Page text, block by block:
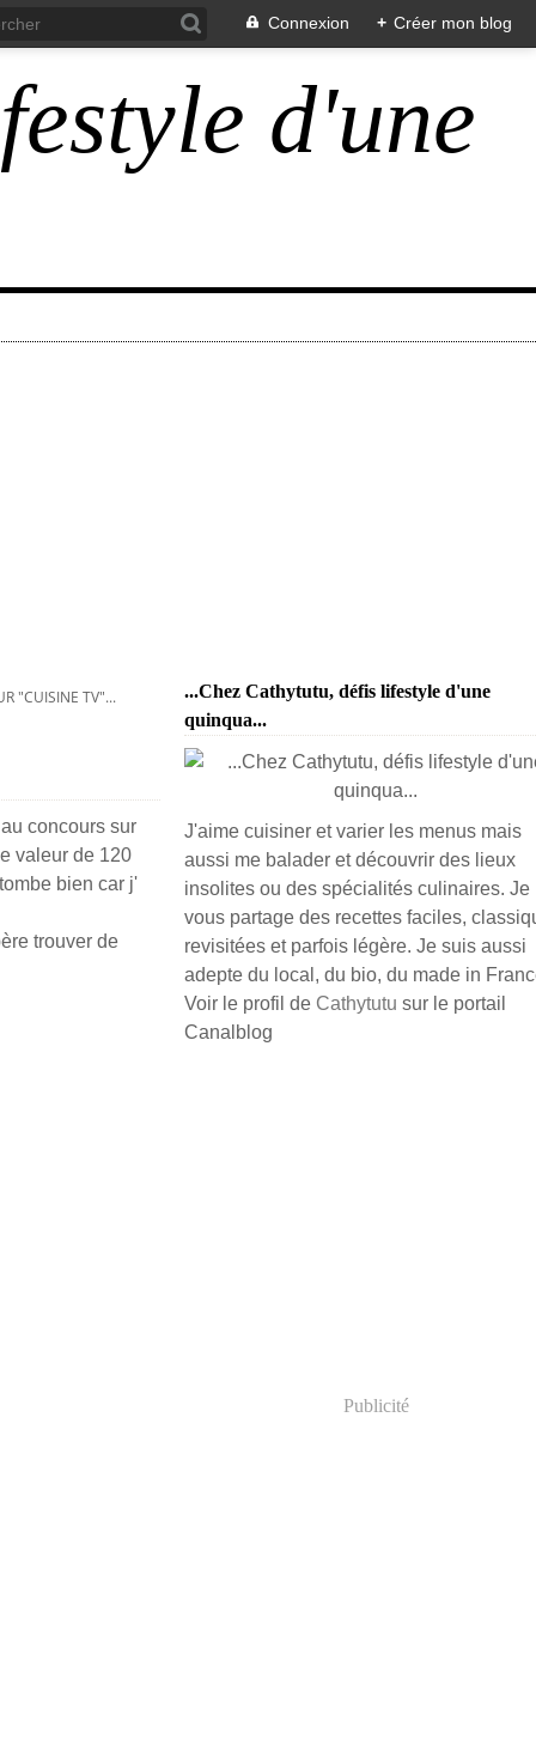
Connexion + Créer mon blog
d'une
"CUISINE TV"...
concours sur
valeur de 120
bien car j'
trouver de
...Chez Cathytutu, défis lifestyle d'une
quinqua...
J'aime cuisiner et varier les menus mais
aussi me balader et découvrir des lieux
insolites ou des spécialités culinaires. Je
vous partage des recettes faciles,
revisitées et parfois légère. Je suis aussi
adepte du local, du bio, du made in
Voir le profil de Cathytutu sur le portail
Canalblog
Publicité